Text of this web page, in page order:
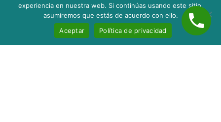
acabe
(guía
experiencia en nuestra web. Si continúas usando este sitio,
asumiremos que estás de acuerdo con ello.
Aceptar
Política de privacidad